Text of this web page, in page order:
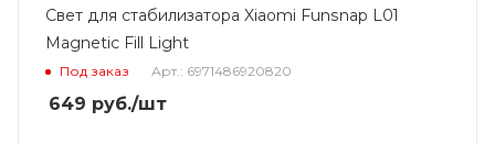
Свет для стабилизатора Xiaomi Funsnap L01
Magnetic Fill Light
Под заказ Арт.: 6971486920820
649 руб./шт